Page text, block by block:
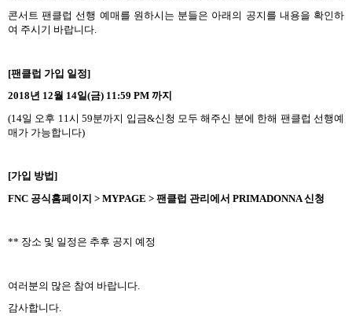
콘서트 팬클럽 선행 예매를 원하시는 분들은 아래의 공지를 내용을 확인하
여 주시기 바랍니다.
[팬클럽 가입 일정]
2018년 12월 14일(금) 11:59 PM 까지
(14일 오후 11 시 59분까지 입금&신청 모두 해주신 분에 한해 팬클럽 선행예
매가 가능합니다)
[가입 방법 ]
FNC 공식홈페이지 > MYPAGE > 팬클럽 관리에서 PRIMADONNA신청
** 장소 및 일정은 추후 공지 예정
여러분의 많은 참여 바랍니다
감사합니다.